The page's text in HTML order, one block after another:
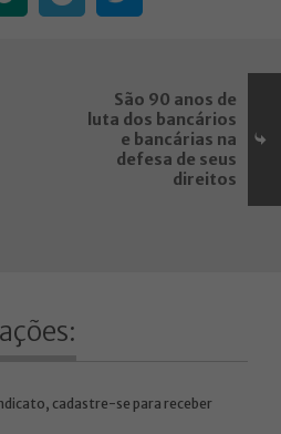
São 90 anos de
luta dos bancários
e bancárias na
defesa de seus
direitos
cadastre-se para receber